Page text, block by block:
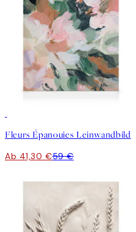
Fleurs Épanouies Leinwandbild
Ab 41,30 €59 €